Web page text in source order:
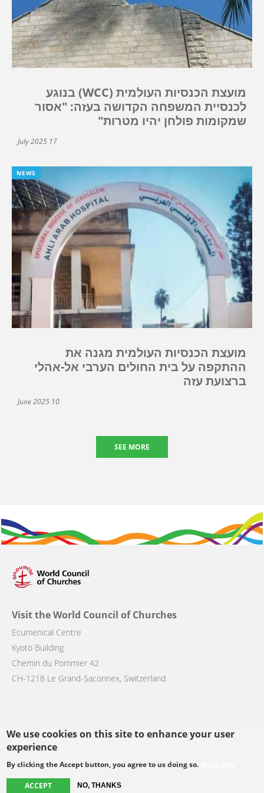
We use cookies on this site to enhance your user
experience
By clicking the Accept button, you agree to us doing so.
ACCEPT NO, THANKS
מועצת הכנסיות העולמית (WCC) בנוגע
לכנסיית המשפחה הקדושה בעזה: "אסור
שמקומות פולחן יהיו מטרות"
17 July 2025
NEWS
מועצת הכנסיות העולמית מגנה את
ההתקפה על בית החולים הערבי אל-אהלי
ברצועת עזה
10 June 2025
SEE MORE
Visit the World Council of Churches
Ecumenical Centre
Kyoto Building
Chemin du Pommier 42
CH-1218 Le Grand-Saconnex, Switzerland
Follow us
facebooktwitter youtubeyoutubeinstagram